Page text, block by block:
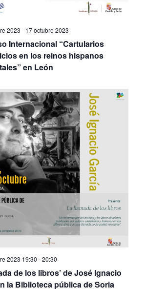
2023-17 octubre 2023
Internacional “Cartularios
en los reinos hispanos
2023 19:30 -20:30
de los libros’ de José Ignacio